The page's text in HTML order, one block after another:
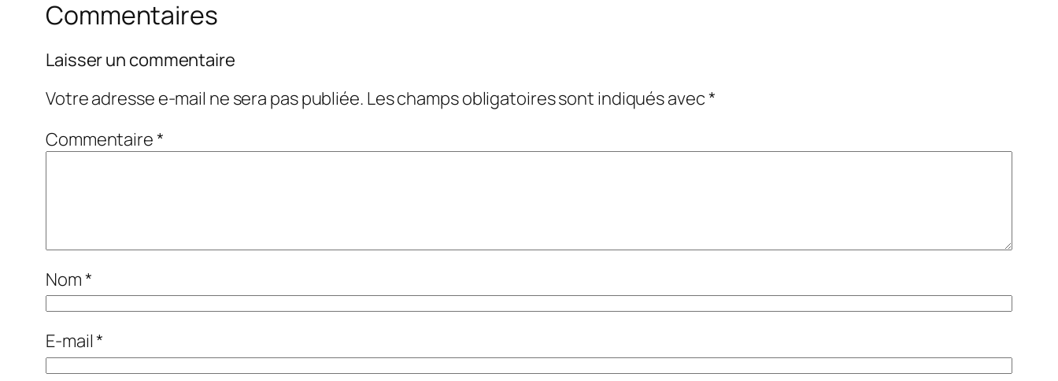
Commentaires
Laisser un commentaire
Votre adresse e-mail ne sera pas publiée. Les champs obligatoires sont indiqués avec*
Commentaire*
Nom*
E-mail*